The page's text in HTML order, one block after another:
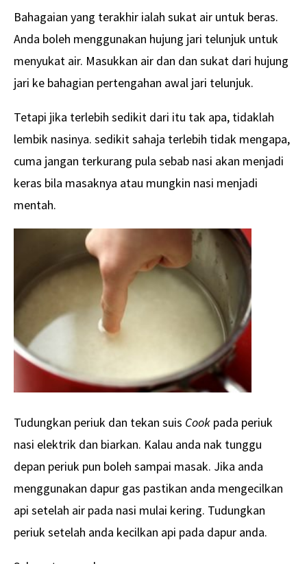
Bahagaian yang terakhir ialah sukat air untuk beras.
Anda boleh menggunakan hujung jari telunjuk untuk
menyukat air. Masukkan air dan dan sukat dari hujung
jari ke bahagian pertengahan awal jari telunjuk.
Tetapi jika terlebih sedikit dari itu tak apa, tidaklah
lembik nasinya. sedikit sahaja terlebih tidak mengapa,
cuma jangan terkurang pula sebab nasi akan menjadi
keras bila masaknya atau mungkin nasi menjadi
mentah.
Tudungkan periuk dan tekan suis Cook pada periuk
nasi elektrik dan biarkan. Kalau anda nak tunggu
depan periuk pun boleh sampai masak. Jika anda
menggunakan dapur gas pastikan anda mengecilkan
api setelah air pada nasi mulai kering. Tudungkan
periuk setelah anda kecilkan api pada dapur anda.